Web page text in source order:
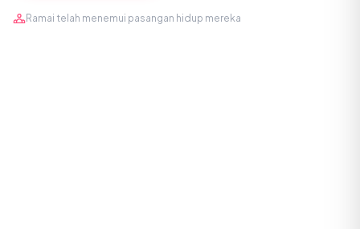
Ramai telah menemui pasangan hidup mereka